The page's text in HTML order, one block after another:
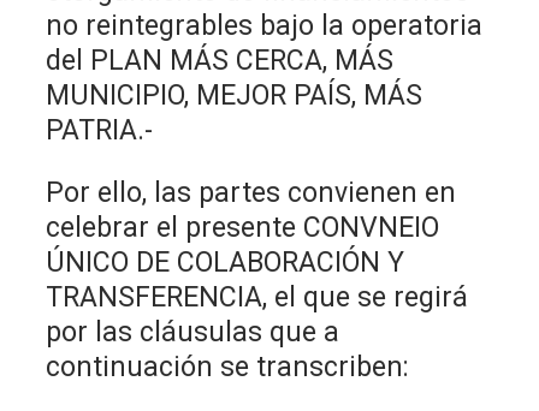
no reintegrables bajo la operatoria
del PLAN MÁS CERCA, MÁS
MUNICIPIO, MEJOR PAÍS, MÁS
PATRIA.-
Por ello, las partes convienen en
celebrar el presente CONVNEIO
ÚNICO DE COLABORACIÓN Y
TRANSFERENCIA, el que se regirá
por las cláusulas que a
continuación se transcriben: